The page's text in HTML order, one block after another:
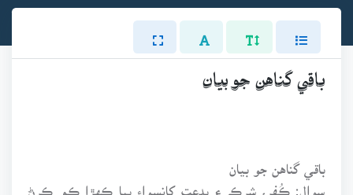
باقي گناهن جو بيان
باقي گناهن جو بيان
سوال: ڪُفر، شرڪ ۽ بدعت کانسواءِ ٻيا ڪهڙا ڪم ڪرڻ